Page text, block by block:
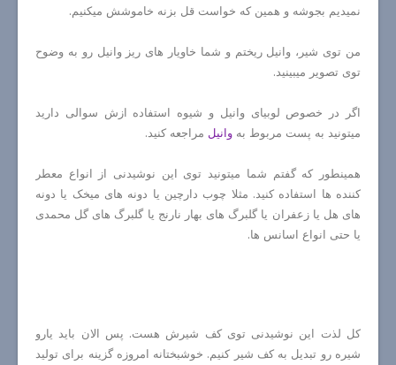
نمیدیم بجوشه و همین که خواست قل بزنه خاموشش میکنیم.
من توی شیر، وانیل ریختم و شما خاویار های ریز وانیل رو به وضوح
توی تصویر میبینید.
اگر در خصوص لوبیای وانیل و شیوه استفاده ازش سوالی دارید
میتونید به پست مربوط به وانیل مراجعه کنید.
همینطور که گفتم شما میتونید توی این نوشیدنی از انواع معطر
کننده ها استفاده کنید. مثلا چوب دارچین یا دونه های میخک یا دونه
های هل یا زعفران یا گلبرگ های بهار نارنج یا گلبرگ های گل محمدی
یا حتی انواع اسانس ها.
کل لذت این نوشیدنی توی کف شیرش هست. پس الان باید یارو
شیره رو تبدیل به کف شیر کنیم. خوشبختانه امروزه گزینه برای تولید